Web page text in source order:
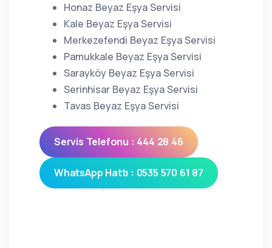
Honaz Beyaz Eşya Servisi
Kale Beyaz Eşya Servisi
Merkezefendi Beyaz Eşya Servisi
Pamukkale Beyaz Eşya Servisi
Sarayköy Beyaz Eşya Servisi
Serinhisar Beyaz Eşya Servisi
Tavas Beyaz Eşya Servisi
Servis Telefonu : 444 28 46
WhatsApp Hattı : 0535 570 61 87